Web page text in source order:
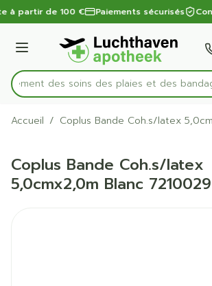
Aller au contenu
1 de 1
à partir de 100 € Paiements sécurisés
Menu
Rechercherdes soins des plaies et des
Accueil / Coplus Bande Coh.s/latex
Coplus Bande Coh.s/latex
5,0cmx2,0m Blanc 7210029